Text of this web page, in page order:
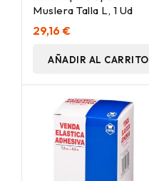
Muslera Talla L, 1 Ud
29,16 €
AÑADIR AL CARRITO